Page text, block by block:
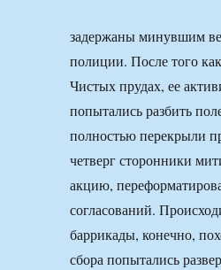
задержаны минувшим
полиции. После того
Чистых прудах, ее
попытались разбить
полностью перекрыли
четверг сторонники
акцию,
согласований.
баррикады, конечно,
сбора попытались